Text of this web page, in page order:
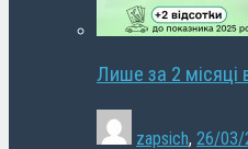
Лише за 2 місяці
zapsich, 26/03/